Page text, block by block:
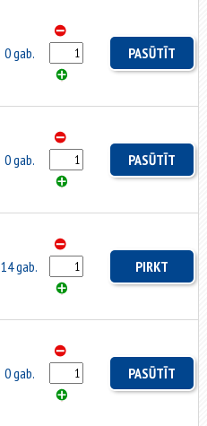
0 gab. PASŪTĪT
0 gab. PASŪTĪT
14 gab. PIRKT
0 gab. PASŪTĪT